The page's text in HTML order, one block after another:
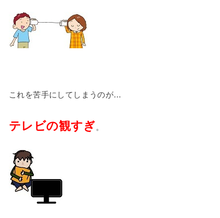
これを苦手にしてしまうのが…
テレビの観すぎ 。